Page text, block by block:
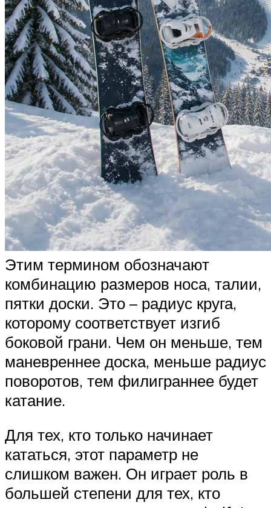
Этим термином обозначают
комбинацию размеров носа, талии,
пятки доски. Это – радиус круга,
которому соответствует изгиб
боковой грани. Чем он меньше, тем
маневреннее доска, меньше радиус
поворотов, тем филиграннее будет
катание.
Для тех, кто только начинает
кататься, этот параметр не
слишком важен. Он играет роль в
большей степени для тех, кто